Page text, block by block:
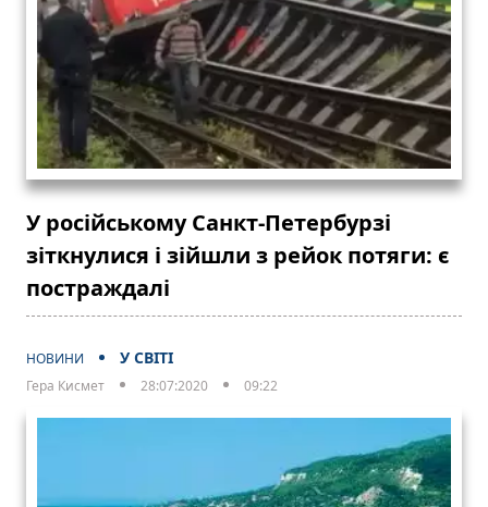
У російському Санкт-Петербурзі
зіткнулися і зійшли з рейок потяги: є
постраждалі
НОВИНИ У СВІТІ
Гера Кисмет 28:07:2020 09:22